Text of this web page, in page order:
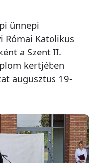
ünnepi
Római Katolikus
a Szent II.
kertjében
augusztus 19-